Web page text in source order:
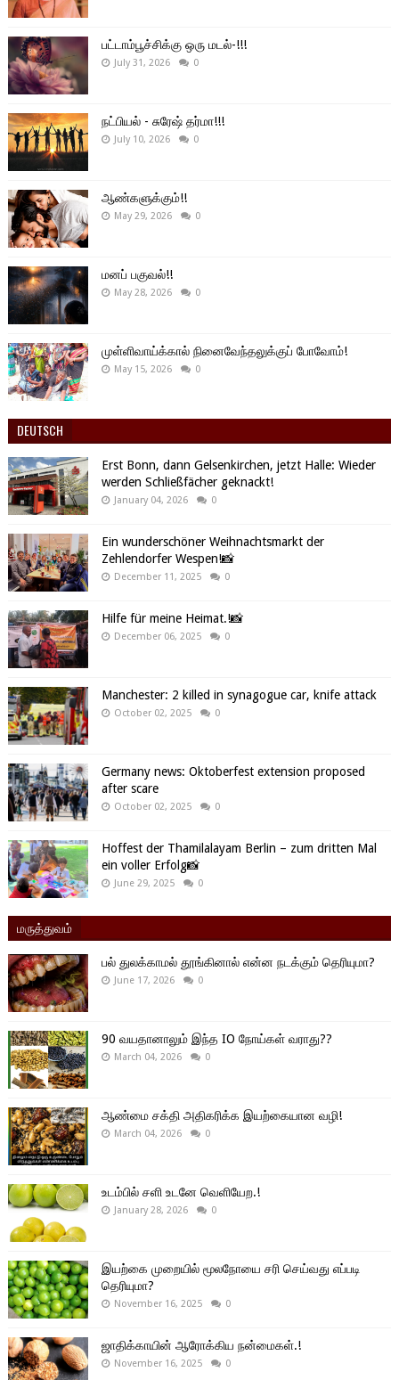
பட்டாம்பூச்சிக்கு ஒரு மடல்-!!!
July 31, 2026 0
நட்பியல் - சுரேஷ் தர்மா!!!
July 10, 2026 0
ஆண்களுக்கும்!!
May 29, 2026 0
மனப் பகுவல்!!
May 28, 2026 0
முள்ளிவாய்க்கால் நினைவேந்தலுக்குப் போவோம்!
May 15, 2026 0
DEUTSCH
Erst Bonn, dann Gelsenkirchen, jetzt Halle: Wieder
werden Schließfächer geknackt!
January 04, 2026 0
Ein wunderschöner Weihnachtsmarkt der
Zehlendorfer Wespen!📸
December 11, 2025 0
Hilfe für meine Heimat.!📸
December 06, 2025 0
Manchester: 2 killed in synagogue car, knife attack
October 02, 2025 0
Germany news: Oktoberfest extension proposed
after scare
October 02, 2025 0
Hoffest der Thamilalayam Berlin – zum dritten Mal
ein voller Erfolg📸
June 29, 2025 0
மருத்துவம்
பல் துலக்காமல் தூங்கினால் என்ன நடக்கும் தெரியுமா?
June 17, 2026 0
90 வயதானாலும் இந்த IO நோய்கள் வராது??
March 04, 2026 0
ஆண்மை சக்தி அதிகரிக்க இயற்கையான வழி!
March 04, 2026 0
உடம்பில் சளி உடனே வெளியேற.!
January 28, 2026 0
இயற்கை முறையில் மூலநோயை சரி செய்வது எப்படி
தெரியுமா?
November 16, 2025 0
ஜாதிக்காயின் ஆரோக்கிய நன்மைகள்.!
November 16, 2025 0